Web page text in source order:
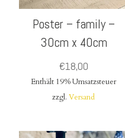
Poster – family –
30cm x 40cm
€18,00
Enthält 19% Umsatzsteuer
zzgl.Versand